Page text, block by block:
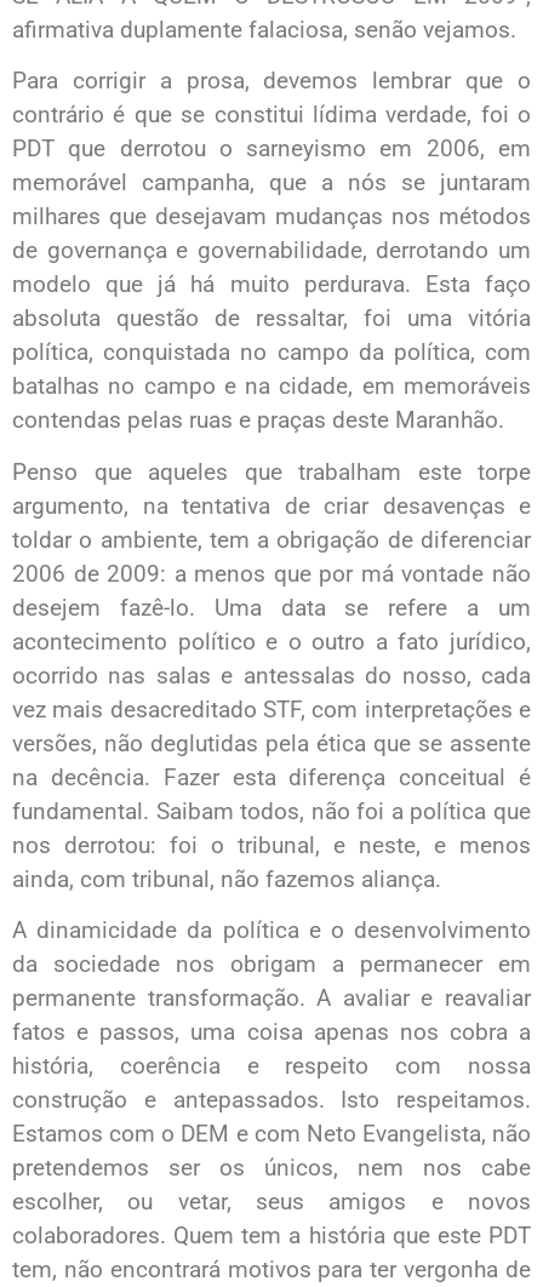
afirmativa duplamente falaciosa, senão vejamos.
Para corrigir a prosa, devemos lembrar que o
contrário é que se constitui lídima verdade, foi o
PDT que derrotou o sarneyismo em 2006, em
memorável campanha, que a nós se juntaram
milhares que desejavam mudanças nos métodos
de governança e governabilidade, derrotando um
modelo que já há muito perdurava. Esta faço
absoluta questão de ressaltar, foi uma vitória
política, conquistada no campo da política, com
batalhas no campo e na cidade, em memoráveis
contendas pelas ruas e praças deste Maranhão.
Penso que aqueles que trabalham este torpe
argumento, na tentativa de criar desavenças e
toldar o ambiente, tem a obrigação de diferenciar
2006 de 2009: a menos que por má vontade não
desejem fazê-lo. Uma data se refere a um
acontecimento político e o outro a fato jurídico,
ocorrido nas salas e antessalas do nosso, cada
vez mais desacreditado STF, com interpretações e
versões, não deglutidas pela ética que se assente
na decência. Fazer esta diferença conceitual é
fundamental. Saibam todos, não foi a política que
nos derrotou: foi o tribunal, e neste, e menos
ainda, com tribunal, não fazemos aliança.
A dinamicidade da política e o desenvolvimento
da sociedade nos obrigam a permanecer em
permanente transformação. A avaliar e reavaliar
fatos e passos, uma coisa apenas nos cobra a
história, coerência e respeito com nossa
construção e antepassados. Isto respeitamos.
Estamos com o DEM e com Neto Evangelista, não
pretendemos ser os únicos, nem nos cabe
escolher, ou vetar, seus amigos e novos
colaboradores. Quem tem a história que este PDT
tem, não encontrará motivos para ter vergonha de